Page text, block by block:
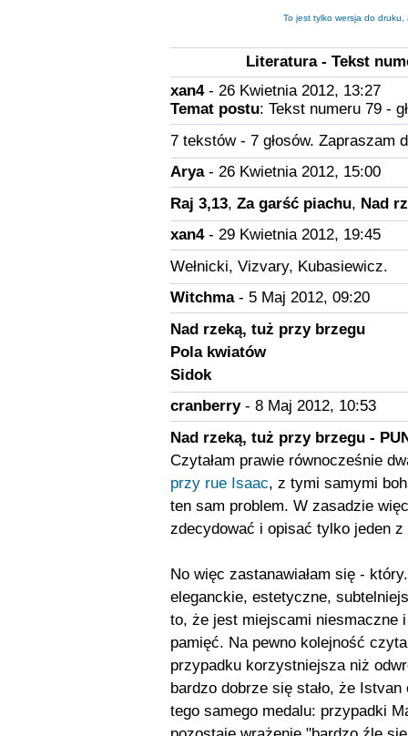
To jest tylko wersja do druku,
Literatura - Tekst
xan4- 26 Kwietnia 2012, 13:27
Temat postu: Tekst numeru 79 -
7 tekstów - 7 głosów. Zapraszam
Arya- 26 Kwietnia 2012, 15:00
Raj 3,13, Za garść piachu, Nad
xan4- 29 Kwietnia 2012, 19:45
Wełnicki, Vizvary, Kubasiewicz.
Witchma- 5 Maj 2012, 09:20
Nad rzeką, tuż przy brzegu
Pola kwiatów
Sidok
cranberry- 8 Maj 2012, 10:53
Nad rzeką, tuż przy brzegu -
Czytałam prawie równocześnie
przy rue Isaac, z tymi samymi
ten sam problem. W zasadzie
zdecydować i opisać tylko jeden z
No więc zastanawiałam się -
eleganckie, estetyczne,
to, że jest miejscami niesmaczne
pamięć. Na pewno kolejność
przypadku korzystniejsza niż
bardzo dobrze się stało, że
tego samego medalu: przypadki